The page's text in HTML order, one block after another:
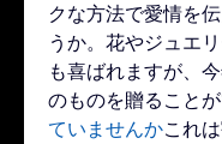
クな方法で愛情を
うか。花やジュエ
も喜ばれますが、
のものを贈ることが
ていませんかこれ